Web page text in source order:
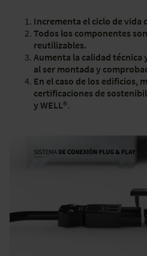
Incrementa el ciclo de vida
Todos los componentes
reutilizables.
Aumenta la calidad técnica
al ser montada y
En el caso de los edificios,
certificaciones de
y WELL®.